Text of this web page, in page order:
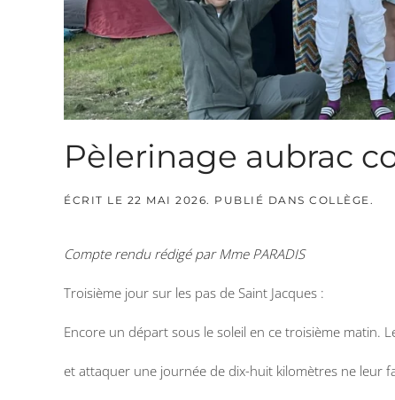
Pèlerinage aubrac
ÉCRIT LE 22 MAI 2026. PUBLIÉ DANS COLLÈGE.
Compte rendu rédigé par Mme PARADIS
Troisième jour sur les pas de Saint Jacques :
Encore un départ sous le soleil en ce troisième matin.
et attaquer une journée de dix-huit kilomètres ne leur